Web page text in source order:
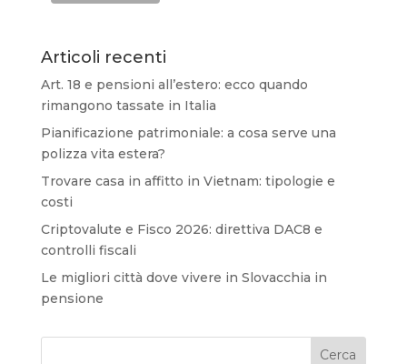
Articoli recenti
Art. 18 e pensioni all’estero: ecco quando
rimangono tassate in Italia
Pianificazione patrimoniale: a cosa serve una
polizza vita estera?
Trovare casa in affitto in Vietnam: tipologie e
costi
Criptovalute e Fisco 2026: direttiva DAC8 e
controlli fiscali
Le migliori città dove vivere in Slovacchia in
pensione